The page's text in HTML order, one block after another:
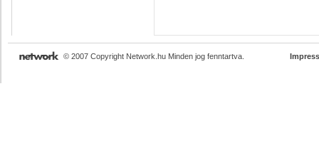
© 2007 Copyright Network.hu Minden jog fenntartva.